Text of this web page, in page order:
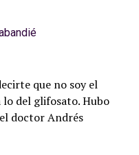
que no soy el
del glifosato. Hubo
doctor Andrés